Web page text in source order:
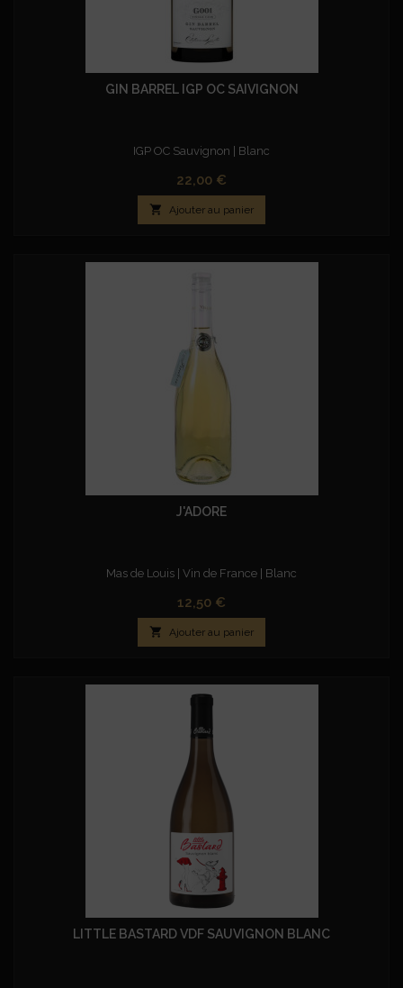
GIN BARREL IGP OC SAIVIGNON
IGP OC Sauvignon | Blanc
Prix
22,00 €
 Ajouter au panier
J'ADORE
Mas de Louis | Vin de France | Blanc
Prix
12,50 €
 Ajouter au panier
LITTLE BASTARD VDF SAUVIGNON BLANC